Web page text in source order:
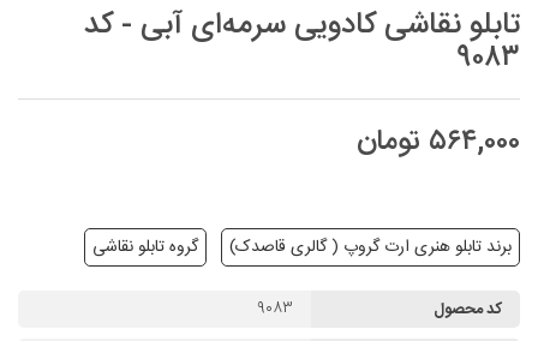
تابلو نقاشی کادویی سرمه‌ای آبی - کد
۹۰۸۳
۵۶۴,۰۰۰ تومان
برند تابلو هنری ارت گروپ ( گالری قاصدک) گروه تابلو نقاشی
کد محصول ۹۰۸۳